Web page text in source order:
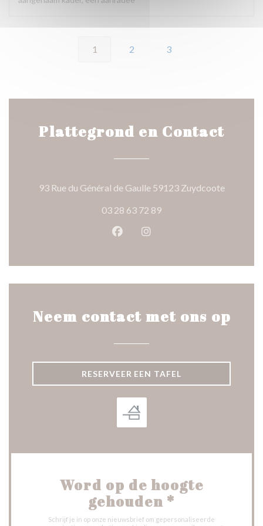
1 2 3
Plattegrond en Contact
93 Rue du Général de Gaulle 59123 Zuydcoote((opent
03 28 63 72 89
Facebook ((opent in een nieuw
Instagram ((opent in een
Neem contact met ons op
RESERVEER EEN TAFEL
Word op de hoogte
gehouden *
Schrijf je in op onze nieuwsbrief om gepersonaliseerde